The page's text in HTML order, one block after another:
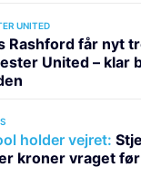
UNITED
Rashford får nyt
United – klar
holder vejret:
kroner vraget